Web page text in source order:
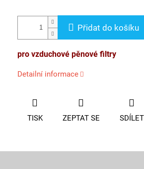
Přidat do košíku
pro vzduchové pěnové filtry
Detailní informace
TISK ZEPTAT SE SDÍLET